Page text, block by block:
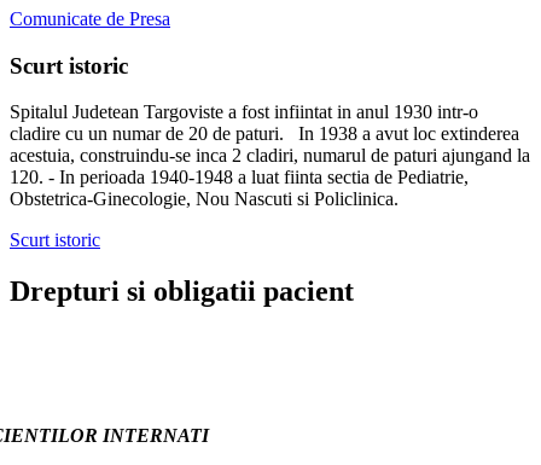
Comunicate de Presa
Scurt istoric
Spitalul Judetean Targoviste a fost infiintat in anul 1930 intr-o
cladire cu un numar de 20 de paturi. In 1938 a avut loc extinderea
acestuia, construindu-se inca 2 cladiri, numarul de paturi ajungand la
120. - In perioada 1940-1948 a luat fiinta sectia de Pediatrie,
Obstetrica-Ginecologie, Nou Nascuti si Policlinica.
Scurt istoric
Drepturi si obligatii pacient
INTERNATI
riscurilor
potenţiale
ale
proceduri,
alternativelor
existente
la
propuse,
asupra
neefectuării
precum